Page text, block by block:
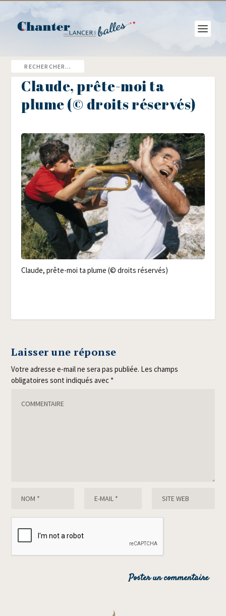
Claude, prête-moi ta
plume (© droits réservés)
Claude, prête-moi ta plume (© droits réservés)
Laisser une réponse
Votre adresse e-mail ne sera pas publiée. Les champs
obligatoires sont indiqués avec *